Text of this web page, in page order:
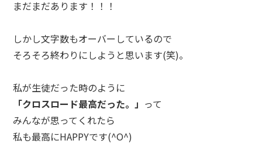
まだまだあります！！！
しかし文字数もオーバーしているので
そろそろ終わりにしようと思います(笑)。
私が生徒だった時のように
「クロスロード最高だった。」 って
みんなが思ってくれたら
私も最高にHAPPYです(^O^)